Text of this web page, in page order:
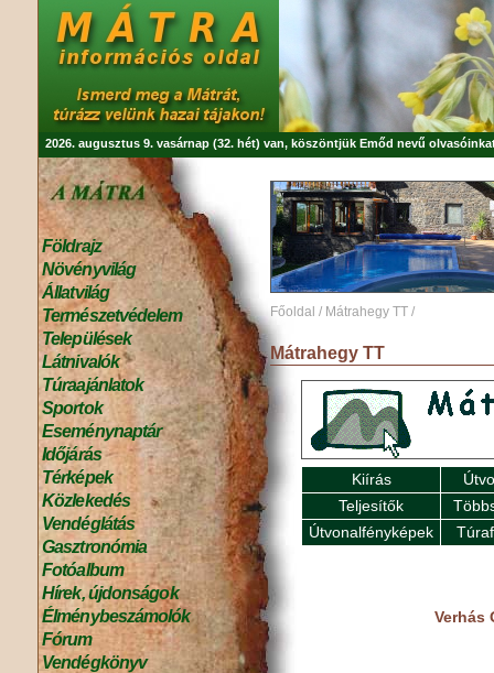
2026. augusztus 9. vasárnap (32. hét) van, köszöntjük Emőd nevű
Földrajz
Növényvilág
Állatvilág
Természetvédelem
Települések
Látnivalók
Túraajánlatok
Sportok
Eseménynaptár
Időjárás
Térképek
Közlekedés
Vendéglátás
Gasztronómia
Fotóalbum
Hírek, újdonságok
Élménybeszámolók
Fórum
Vendégkönyv
Főoldal / Mátrahegy TT /
Mátrahegy TT
Kiírás
Teljesítők
Útvonalfényképek
Verhás